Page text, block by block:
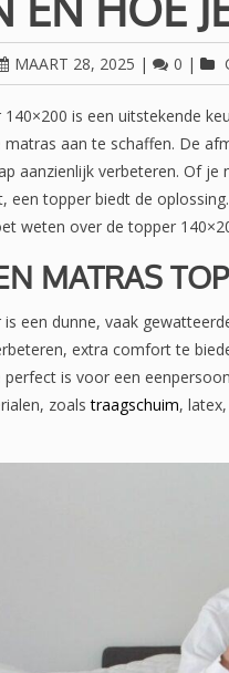
MAART 28, 2025 | 0 |
is een uitstekende
matras aan te schaffen. De
aanzienlijk verbeteren. Of
een topper biedt de
weten over de topper
MATRAS
een dunne, vaak
extra comfort te
perfect is voor een
zoalstraagschuim,